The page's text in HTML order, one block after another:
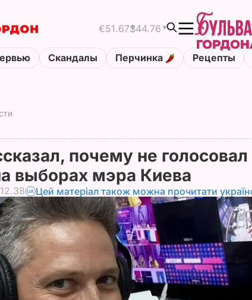
€51.67$44.76
Скандалы Перчинка Рецепты
почему не голосовал
выборах мэра Киева
Цей матеріал також можна прочитати